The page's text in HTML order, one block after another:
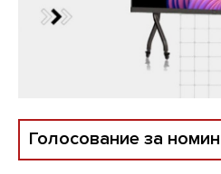
Голосование за